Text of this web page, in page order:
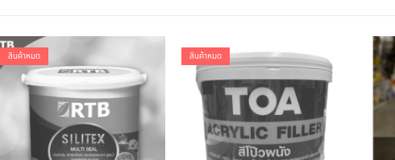
สินค้าหมด สินค้าหมด